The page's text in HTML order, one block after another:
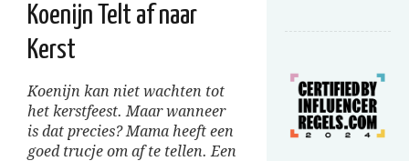
Koenijn Telt af naar
Kerst
Koenijn kan niet wachten tot
het kerstfeest. Maar wanneer
is dat precies? Mama heeft een
goed trucje om af te tellen. Een